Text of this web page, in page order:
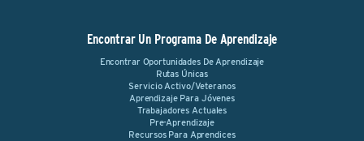
Encontrar Un Programa De Aprendizaje
Encontrar Oportunidades De Aprendizaje
Rutas Únicas
Servicio Activo/Veteranos
Aprendizaje Para Jóvenes
Trabajadores Actuales
Pre-Aprendizaje
Recursos Para Aprendices